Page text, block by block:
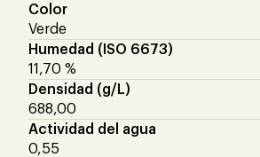
Color
Verde
Humedad (ISO 6673)
11,70 %
Densidad (g/L)
688,00
Actividad del agua
0,55